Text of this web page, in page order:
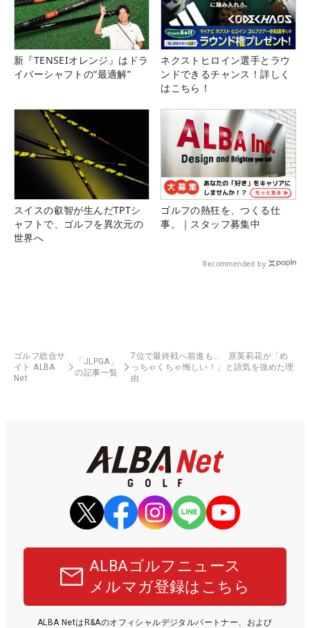
新『TENSEIオレンジ』はドラ
イバーシャフトの“最適解”
ネクストヒロイン選手とラウ
ンドできるチャンス！詳しく
はこちら！
スイスの叡智が生んだTPTシ
ャフトで、ゴルフを異次元の
世界へ
ゴルフの熱狂を、つくる仕
事。｜スタッフ募集中
Recommended by
ゴルフ総合サ
イト ALBA
Net
「JLPGA」
の記事一覧
7位で最終戦へ前進も… 原英莉花が「め
っちゃくちゃ悔しい！」と語気を強めた理
由
ALBAゴルフニュース
メルマガ登録はこちら
ALBA NetはR&Aのオフィシャルデジタルパートナー、および